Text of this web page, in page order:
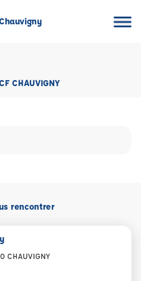
CHAUVIGNY
rencontrer
CHAUVIGNY